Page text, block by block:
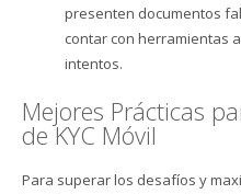
presenten documentos
contar con herramientas
intentos.
Mejores Prácticas
de KYC Móvil
Para superar los desafíos y